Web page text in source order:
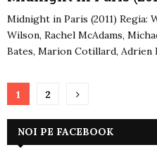
Midnight in Paris (2011) Regia:
Wilson, Rachel McAdams,
Bates, Marion Cotillard, Adrien
Paginație
articole
1 2
NOI PE FACEBOOK